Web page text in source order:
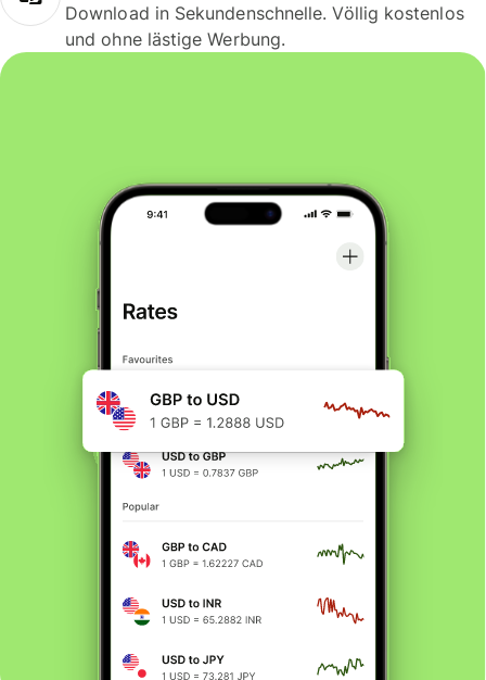
Download in Sekundenschnelle. Völlig kostenlos
und ohne lästige Werbung.